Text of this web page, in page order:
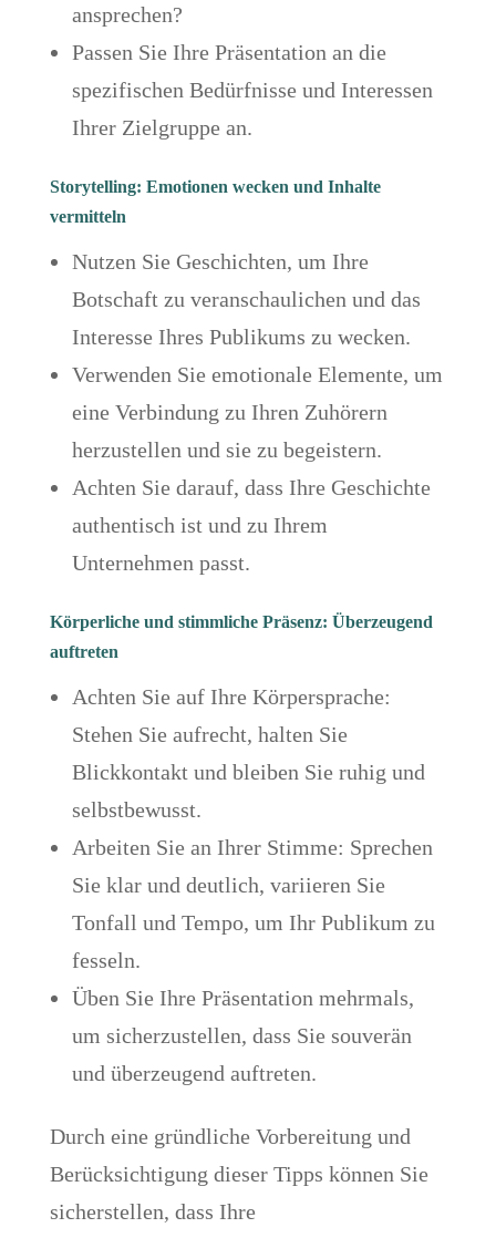
ansprechen?
Passen Sie Ihre Präsentation an die
spezifischen Bedürfnisse und Interessen
Ihrer Zielgruppe an.
Storytelling: Emotionen wecken und Inhalte
vermitteln
Nutzen Sie Geschichten, um Ihre
Botschaft zu veranschaulichen und das
Interesse Ihres Publikums zu wecken.
Verwenden Sie emotionale Elemente, um
eine Verbindung zu Ihren Zuhörern
herzustellen und sie zu begeistern.
Achten Sie darauf, dass Ihre Geschichte
authentisch ist und zu Ihrem
Unternehmen passt.
Körperliche und stimmliche Präsenz: Überzeugend
auftreten
Achten Sie auf Ihre Körpersprache:
Stehen Sie aufrecht, halten Sie
Blickkontakt und bleiben Sie ruhig und
selbstbewusst.
Arbeiten Sie an Ihrer Stimme: Sprechen
Sie klar und deutlich, variieren Sie
Tonfall und Tempo, um Ihr Publikum zu
fesseln.
Üben Sie Ihre Präsentation mehrmals,
um sicherzustellen, dass Sie souverän
und überzeugend auftreten.
Durch eine gründliche Vorbereitung und
Berücksichtigung dieser Tipps können Sie
sicherstellen, dass Ihre